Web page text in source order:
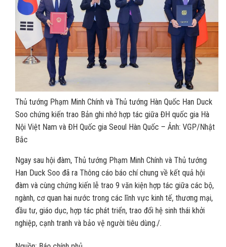
Thủ tướng Phạm Minh Chính và Thủ tướng Hàn Quốc Han Duck
Soo chứng kiến trao Bản ghi nhớ hợp tác giữa ĐH quốc gia Hà
Nội Việt Nam và ĐH Quốc gia Seoul Hàn Quốc – Ảnh: VGP/Nhật
Bắc
Ngay sau hội đàm, Thủ tướng Phạm Minh Chính và Thủ tướng
Han Duck Soo đã ra Thông cáo báo chí chung về kết quả hội
đàm và cùng chứng kiến lễ trao 9 văn kiện hợp tác giữa các bộ,
ngành, cơ quan hai nước trong các lĩnh vực kinh tế, thương mại,
đầu tư, giáo dục, hợp tác phát triển, trao đổi hệ sinh thái khởi
nghiệp, cạnh tranh và bảo vệ người tiêu dùng./.